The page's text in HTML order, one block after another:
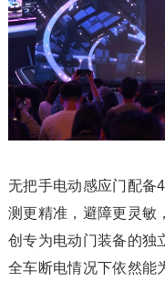
无把手电动感应门配备
测更精准，避障更灵敏
创专为电动门装备的独
全车断电情况下依然能